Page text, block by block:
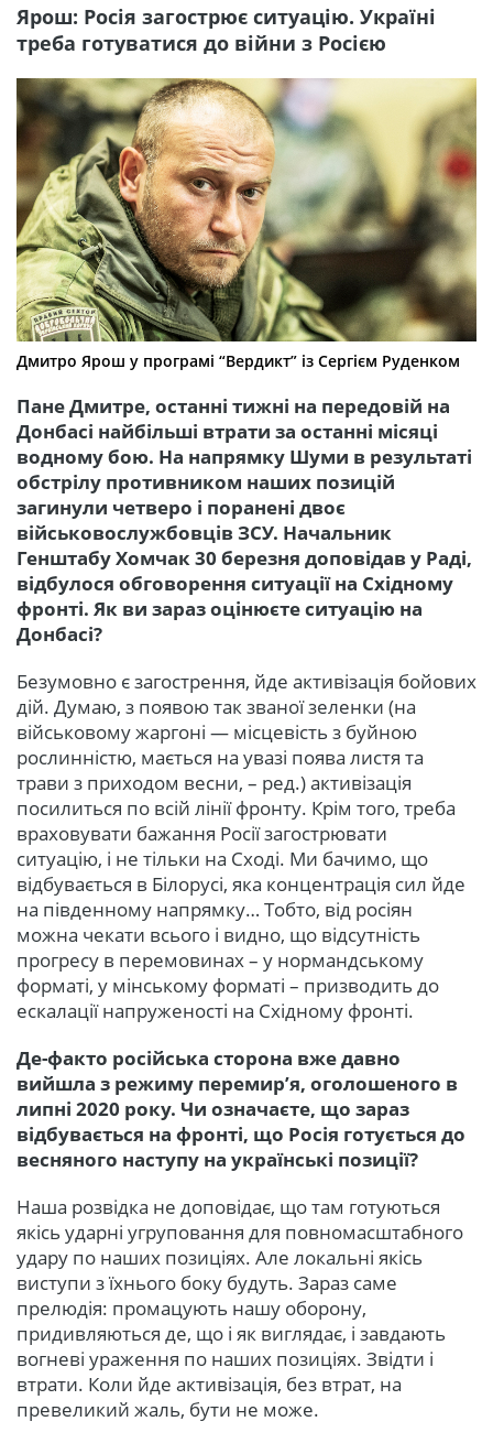
Ярош: Росія загострює ситуацію. Україні
треба готуватися до війни з Росією
Дмитро Ярош у програмі “Вердикт” із Сергієм Руденком
Пане Дмитре, останні тижні на передовій на
Донбасі найбільші втрати за останні місяці
водному бою. На напрямку Шуми в результаті
обстрілу противником наших позицій
загинули четверо і поранені двоє
військовослужбовців ЗСУ. Начальник
Генштабу Хомчак 30 березня доповідав у Раді,
відбулося обговорення ситуації на Східному
фронті. Як ви зараз оцінюєте ситуацію на
Донбасі?
Безумовно є загострення, йде активізація бойових
дій. Думаю, з появою так званої зеленки (на
військовому жаргоні — місцевість з буйною
рослинністю, мається на увазі поява листя та
трави з приходом весни, – ред.) активізація
посилиться по всій лінії фронту. Крім того, треба
враховувати бажання Росії загострювати
ситуацію, і не тільки на Сході. Ми бачимо, що
відбувається в Білорусі, яка концентрація сил йде
на південному напрямку… Тобто, від росіян
можна чекати всього і видно, що відсутність
прогресу в перемовинах – у нормандському
форматі, у мінському форматі – призводить до
ескалації напруженості на Східному фронті.
Де-факто російська сторона вже давно
вийшла з режиму перемир’я, оголошеного в
липні 2020 року. Чи означаєте, що зараз
відбувається на фронті, що Росія готується до
весняного наступу на українські позиції?
Наша розвідка не доповідає, що там готуються
якісь ударні угруповання для повномасштабного
удару по наших позиціях. Але локальні якісь
виступи з їхнього боку будуть. Зараз саме
прелюдія: промацують нашу оборону,
придивляються де, що і як виглядає, і завдають
вогневі ураження по наших позиціях. Звідти і
втрати. Коли йде активізація, без втрат, на
превеликий жаль, бути не може.